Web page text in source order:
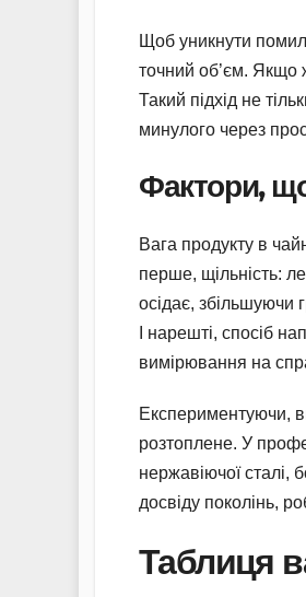
Щоб уникнути
точний об’єм. Якщо
Такий підхід не
минулого через
Фактори,
Вага продукту в
перше, щільність:
осідає, збільшуючи
І нарешті, спосіб
вимірювання на
Експериментуючи,
розтоплене. У
нержавіючої сталі,
досвіду поколінь,
Таблиця